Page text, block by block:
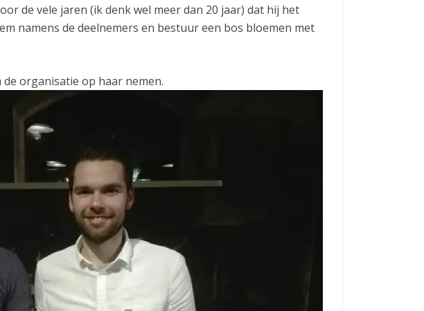
de vele jaren (ik denk wel meer dan 20 jaar) dat hij het
namens de deelnemers en bestuur een bos bloemen met
organisatie op haar nemen.